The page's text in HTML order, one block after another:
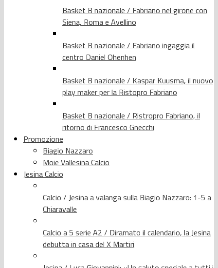
Basket B nazionale / Fabriano nel girone con
Siena, Roma e Avellino
Basket B nazionale / Fabriano ingaggia il
centro Daniel Ohenhen
Basket B nazionale / Kaspar Kuusma, il nuovo
play maker per la Ristopro Fabriano
Basket B nazionale / Ristropro Fabriano, il
ritorno di Francesco Gnecchi
Promozione
Biagio Nazzaro
Moie Vallesina Calcio
Jesina Calcio
Calcio / Jesina a valanga sulla Biagio Nazzaro: 1-5 a
Chiaravalle
Calcio a 5 serie A2 / Diramato il calendario, la Jesina
debutta in casa del X Martiri